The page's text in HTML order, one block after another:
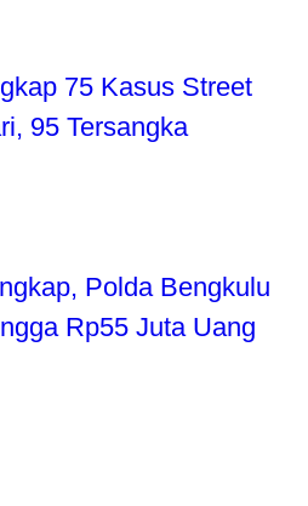
75 Kasus Street
95 Tersangka
Polda Bengkulu
Rp55 Juta Uang